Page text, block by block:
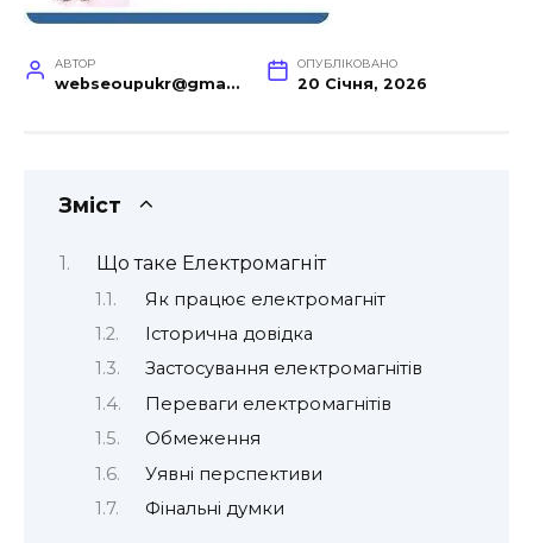
АВТОР
webseoupukr@gmail.com
ОПУБЛІКОВАНО
20 Січня, 2026
Зміст
Що таке Електромагніт
Як працює електромагніт
Історична довідка
Застосування електромагнітів
Переваги електромагнітів
Обмеження
Уявні перспективи
Фінальні думки